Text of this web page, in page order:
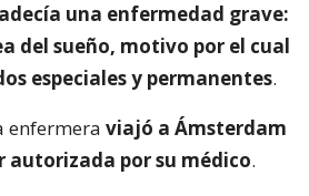
una enfermedad grave:
del sueño, motivo por el cual
especiales y permanentes.
enfermera viajó a Ámsterdam
autorizada por su médico.